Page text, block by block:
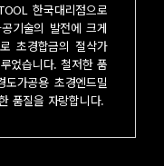
한국대리점으로
기술의 발전에 크게
초경합금의 절삭가
었습니다. 철저한 품
가공용 초경엔드밀
품질을 자랑합니다.